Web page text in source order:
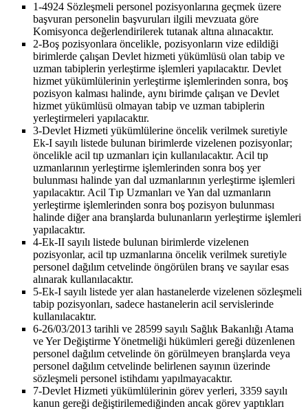
1-4924 Sözleşmeli personel pozisyonlarına geçmek üzere
başvuran personelin başvuruları ilgili mevzuata göre
Komisyonca değerlendirilerek tutanak altına alınacaktır.
2-Boş pozisyonlara öncelikle, pozisyonların vize edildiği
birimlerde çalışan Devlet hizmeti yükümlüsü olan tabip ve
uzman tabiplerin yerleştirme işlemleri yapılacaktır. Devlet
hizmet yükümlülerinin yerleştirme işlemlerinden sonra, boş
pozisyon kalması halinde, aynı birimde çalışan ve Devlet
hizmet yükümlüsü olmayan tabip ve uzman tabiplerin
yerleştirmeleri yapılacaktır.
3-Devlet Hizmeti yükümlülerine öncelik verilmek suretiyle
Ek-I sayılı listede bulunan birimlerde vizelenen pozisyonlar;
öncelikle acil tıp uzmanları için kullanılacaktır. Acil tıp
uzmanlarının yerleştirme işlemlerinden sonra boş yer
bulunması halinde yan dal uzmanlarının yerleştirme işlemleri
yapılacaktır. Acil Tıp Uzmanları ve Yan dal uzmanların
yerleştirme işlemlerinden sonra boş pozisyon bulunması
halinde diğer ana branşlarda bulunanların yerleştirme işlemleri
yapılacaktır.
4-Ek-II sayılı listede bulunan birimlerde vizelenen
pozisyonlar, acil tıp uzmanlarına öncelik verilmek suretiyle
personel dağılım cetvelinde öngörülen branş ve sayılar esas
alınarak kullanılacaktır.
5-Ek-I sayılı listede yer alan hastanelerde vizelenen sözleşmeli
tabip pozisyonları, sadece hastanelerin acil servislerinde
kullanılacaktır.
6-26/03/2013 tarihli ve 28599 sayılı Sağlık Bakanlığı Atama
ve Yer Değiştirme Yönetmeliği hükümleri gereği düzenlenen
personel dağılım cetvelinde ön görülmeyen branşlarda veya
personel dağılım cetvelinde belirlenen sayının üzerinde
sözleşmeli personel istihdamı yapılmayacaktır.
7-Devlet Hizmeti yükümlülerinin görev yerleri, 3359 sayılı
kanun gereği değiştirilemediğinden ancak görev yaptıkları